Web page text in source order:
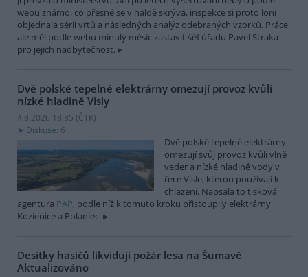
webu známo, co přesně se v haldě skrývá, inspekce si proto loni
objednala sérii vrtů a následných analýz odebraných vzorků. Práce
ale měl podle webu minulý měsíc zastavit šéf úřadu Pavel Straka
pro jejich nadbytečnost.
Dvě polské tepelné elektrárny omezují provoz kvůli
nízké hladině Visly
4.8.2026 18:35 (ČTK)
Diskuse: 6
Dvě polské tepelné elektrárny
omezují svůj provoz kvůli vlně
veder a nízké hladině vody v
řece Visle, kterou používají k
chlazení. Napsala to tisková
agentura PAP, podle níž k tomuto kroku přistoupily elektrárny
Kozienice a Polaniec.
Desítky hasičů likvidují požár lesa na Šumavě
Aktualizováno